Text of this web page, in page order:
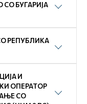
БУГАРИЈА
РЕПУБЛИКА
И
ОПЕРАТОР
СО